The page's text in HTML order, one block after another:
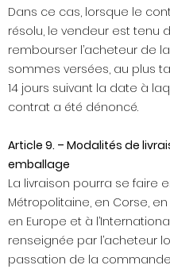
Dans ce cas, lorsque le
résolu, le vendeur est tenu
rembourser l’acheteur de
sommes versées, au plus
14 jours suivant la date à
contrat a été dénoncé.
Article 9. – Modalités de
emballage
La livraison pourra se faire
Métropolitaine, en Corse,
en Europe et à
renseignée par l’acheteur
passation de la